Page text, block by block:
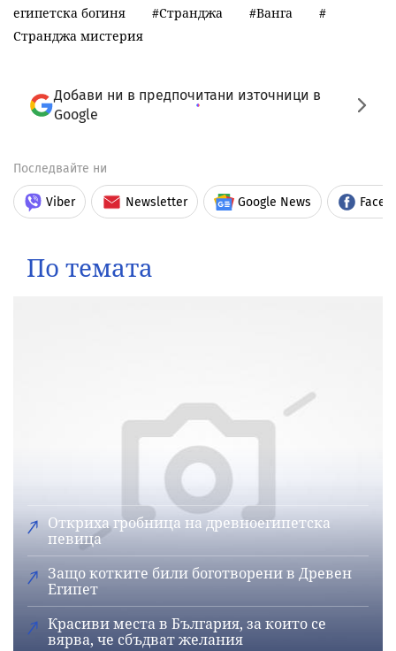
египетска богиня
Странджа
Ванга
Странджа мистерия
Добави ни в предпочитани източници в
Google
Последвайте ни
Viber Newsletter Google News
По темата
Откриха гробница на древноегипетска
певица
Защо котките били боготворени в Древен
Египет
Красиви места в България, за които се
вярва, че сбъдват желания